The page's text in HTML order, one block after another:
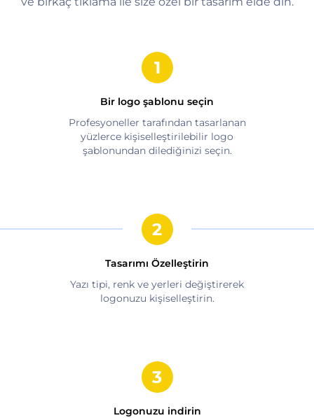
Bir logo şablonu seçin
Profesyoneller tarafından tasarlanan
yüzlerce kişiselleştirilebilir logo
şablonundan dilediğinizi seçin.
Tasarımı Özelleştirin
Yazı tipi, renk ve yerleri değiştirerek
logonuzu kişiselleştirin.
Logonuzu indirin